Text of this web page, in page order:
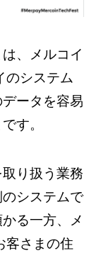
、メルコイ
のシステム
ータを容易
す。
り扱う業務
システムで
る一方、メ
客さまの住